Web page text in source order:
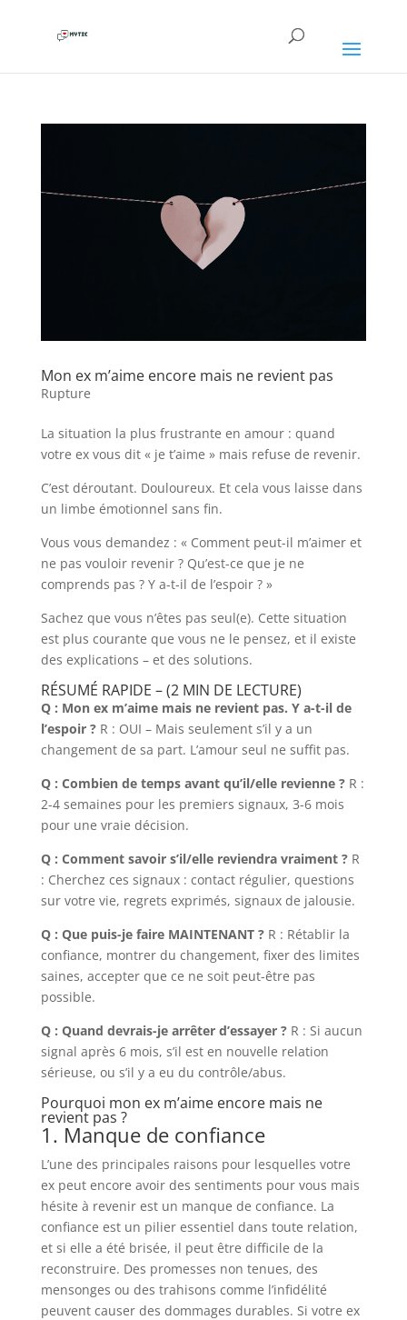
Mon ex m’aime encore mais ne revient pas
Rupture
La situation la plus frustrante en amour : quand
votre ex vous dit « je t’aime » mais refuse de revenir.
C’est déroutant. Douloureux. Et cela vous laisse dans
un limbe émotionnel sans fin.
Vous vous demandez : « Comment peut-il m’aimer et
ne pas vouloir revenir ? Qu’est-ce que je ne
comprends pas ? Y a-t-il de l’espoir ? »
Sachez que vous n’êtes pas seul(e). Cette situation
est plus courante que vous ne le pensez, et il existe
des explications – et des solutions.
RÉSUMÉ RAPIDE – (2 MIN DE LECTURE)
Q : Mon ex m’aime mais ne revient pas. Y a-t-il de
l’espoir ?R : OUI – Mais seulement s’il y a un
changement de sa part. L’amour seul ne suffit pas.
Q : Combien de temps avant qu’il/elle revienne ?R :
2-4 semaines pour les premiers signaux, 3-6 mois
pour une vraie décision.
Q : Comment savoir s’il/elle reviendra vraiment ?R
: Cherchez ces signaux : contact régulier, questions
sur votre vie, regrets exprimés, signaux de jalousie.
Q : Que puis-je faire MAINTENANT ?R : Rétablir la
confiance, montrer du changement, fixer des limites
saines, accepter que ce ne soit peut-être pas
possible.
Q : Quand devrais-je arrêter d’essayer ?R : Si aucun
signal après 6 mois, s’il est en nouvelle relation
sérieuse, ou s’il y a eu du contrôle/abus.
Pourquoi mon ex m’aime encore mais ne
revient pas ?
1. Manque de confiance
L’une des principales raisons pour lesquelles votre
ex peut encore avoir des sentiments pour vous mais
hésite à revenir est un manque de confiance. La
confiance est un pilier essentiel dans toute relation,
et si elle a été brisée, il peut être difficile de la
reconstruire. Des promesses non tenues, des
mensonges ou des trahisons comme l’infidélité
peuvent causer des dommages durables. Si votre ex